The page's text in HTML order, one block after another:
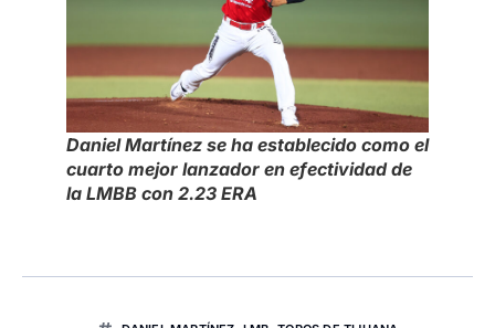
Daniel Martínez se ha establecido como el
cuarto mejor lanzador en efectividad de
la LMBB con 2.23 ERA